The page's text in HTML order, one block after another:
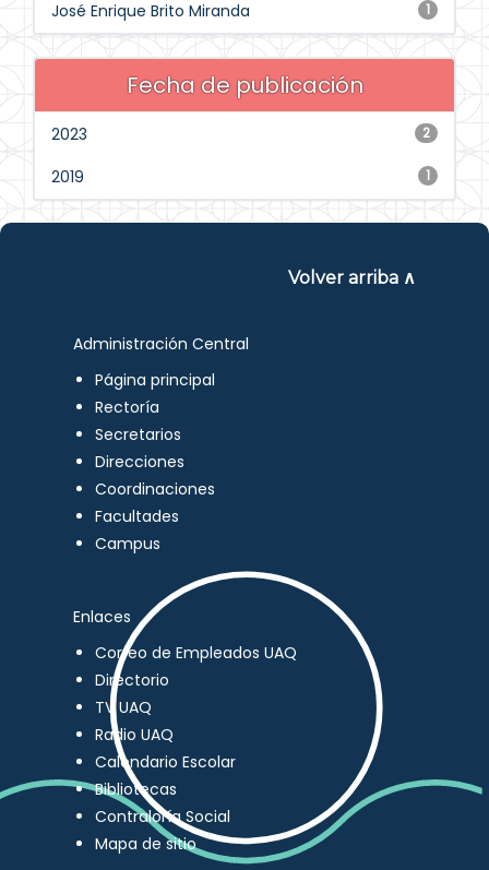
1
José Enrique Brito Miranda
Fecha de publicación
2
2023
1
2019
Volver arriba ∧
Administración Central
Página principal
Rectoría
Secretarios
Direcciones
Coordinaciones
Facultades
Campus
Enlaces
Correo de Empleados UAQ
Directorio
TV UAQ
Radio UAQ
Calendario Escolar
Bibliotecas
Contraloría Social
Mapa de sitio